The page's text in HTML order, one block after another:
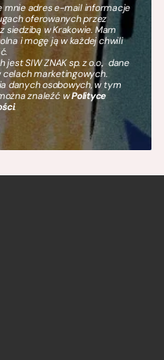
mnie adres e-mail informacje
oferowanych przez
siedzibą w Krakowie. Mam
i mogę ją w każdej chwili
SIW ZNAK sp. z o.o., dane
celach marketingowych.
danych osobowych, w tym
znaleźć wPolityce
.